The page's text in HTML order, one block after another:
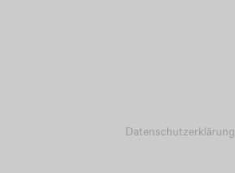
Datenschutzerklärung